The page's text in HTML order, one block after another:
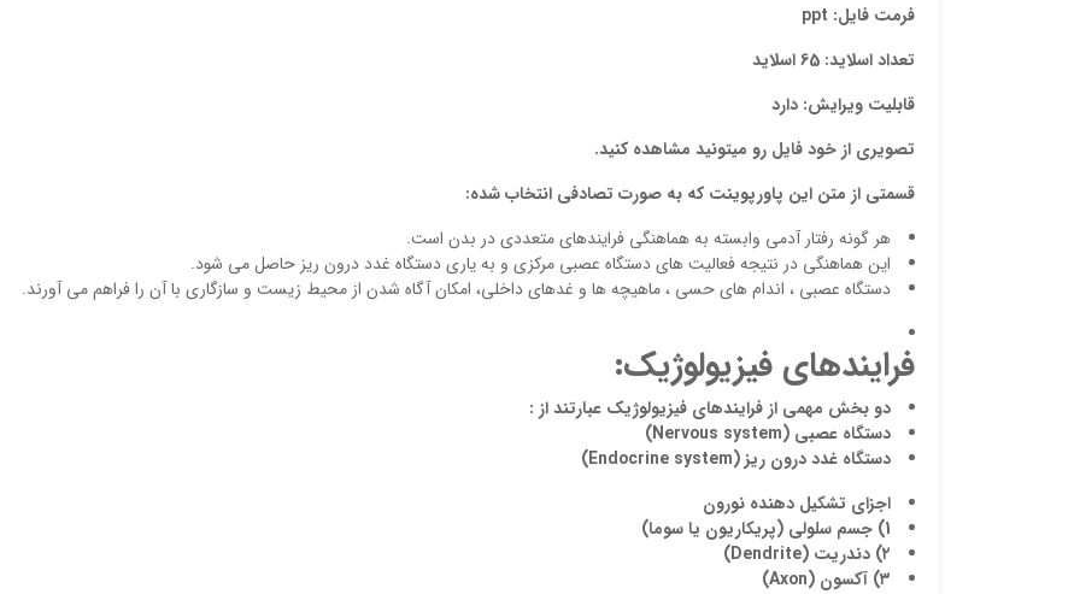
فرمت فایل: ppt
تعداد اسلاید: 65 اسلاید
قابلیت ویرایش: دارد
تصویری از خود فایل رو میتونید مشاهده کنید.
قسمتی از متن این پاورپوینت که به صورت تصادفی انتخاب شده:
هر گونه رفتار آدمی وابسته به هماهنگی فرایندهای متعددی در بدن است.
این هماهنگی در نتیجه فعالیت های دستگاه عصبی مرکزی و به یاری دستگاه غدد درون ریز حاصل می شود.
دستگاه عصبی ، اندام های حسی ، ماهیچه ها و غدهای داخلی، امکان آگاه شدن از محیط زیست و سازگاری با آن را فراهم می آورند.
فرایندهای فیزیولوژیک:
دو بخش مهمی از فرایندهای فیزیولوژیک عبارتند از :
دستگاه عصبی (Nervous system
)
دستگاه غدد درون ریز (Endocrine system
)
اجزای تشکیل دهنده نورون
1) جسم سلولی (پریکاریون یا سوما)
۲) دندریت (
Dendrite
)
۳) آکسون (
Axon
)